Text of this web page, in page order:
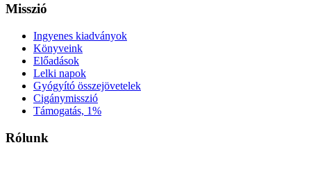
Misszió
Ingyenes kiadványok
Könyveink
Előadások
Lelki napok
Gyógyító összejövetelek
Cigánymisszió
Támogatás, 1%
Rólunk